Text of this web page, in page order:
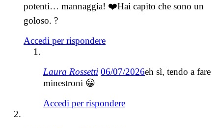
potenti… mannaggia! ❤️Hai capito che sono un
goloso. ?
Accedi per rispondere
Laura Rossetti 06/07/2026eh sì, tendo a fare
minestroni 😀
Accedi per rispondere